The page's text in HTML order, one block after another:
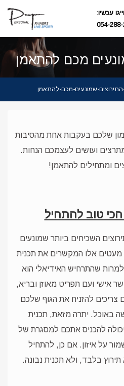
עכשיו:
054-
מכם להתאמן
שמונעים-מכם-להתאמן
שלכם בעקבות אחת מהסיבות
ועושים לעצמכם הנחות.
ומתחילים להתאמן!
טוב להתחיל
השכיחים ביותר שמונעים
אלו המקשרים את תכנית
שהתרחיש האידיאלי הוא
אישי ועם תפריט מאוזן ובריא,
צריכים להזניח את הגוף שלכם
באוכל. יתרה מזאת, תכנית
להכניס אתכם למסגרת של
על איזון. אם כן, להתחיל
בלבד, ולא תכנית נבונה.